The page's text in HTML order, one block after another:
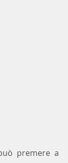
premere a